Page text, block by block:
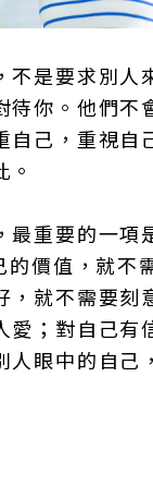
不是要求別人
待你。他們不
自己，重視自
最重要的一項
價值，就不
，就不需要刻
愛；對自己有
人眼中的自己